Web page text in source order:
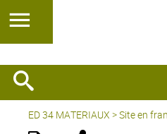
ED 34 MATERIAUX >Site en